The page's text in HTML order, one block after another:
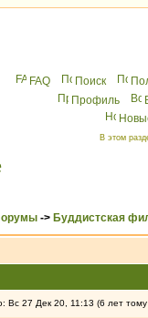
FAQ Поиск
Профиль
В этом
-> Буддистская
Вс 27 Дек 20, 11:13 (6 лет